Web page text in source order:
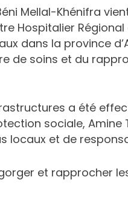
Mellal-Khénifra
Hospitalier Régional
dans la province
de soins et du
a été
sociale,
locaux et de
et rapprocher